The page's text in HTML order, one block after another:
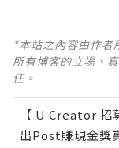
*本站之內容由作者
所有博客的立場、
任。
【 U Creator 招
出Post賺現金獎